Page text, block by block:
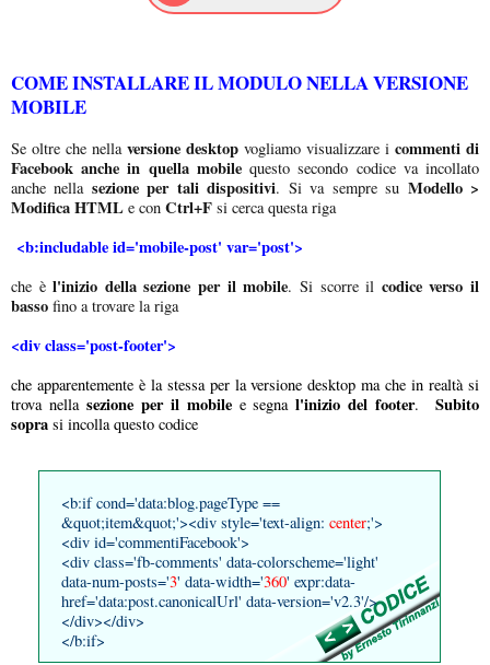
COME INSTALLARE IL MODULO NELLA VERSIONE
MOBILE
Se oltre che nella versione desktop vogliamo visualizzare i commenti di
Facebook anche in quella mobilequesto secondo codice va incollato
anche nella sezione per tali dispositivi. Si va sempre su Modello >
Modifica HTML e con Ctrl+F si cerca questa riga
<b:includable id='mobile-post' var='post'>
che èl'inizio della sezione per il mobile. Si scorre il codice verso il
basso fino a trovare la riga
<div class='post-footer'>
che apparentemente è la stessa per la versione desktop ma che in realtà si
trova nella sezione per il mobilee segnal'inizio del footer.Subito
sopra si incolla questo codice
<b:if cond='data:blog.pageType ==
&quot;item&quot;'><div style='text-align: center;'>
<div id='commentiFacebook'>
<div class='fb-comments' data-colorscheme='light'
data-num-posts='3' data-width='360' expr:data-
href='data:post.canonicalUrl' data-version='v2.3'/>
</div></div>
</b:if>